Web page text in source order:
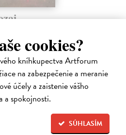
cookies?
kníhkupectva Artforum
na zabezpečenie a meranie
účely a zaistenie vášho
a spokojnosti.
SÚHLASÍM
A SEBAKLAMOM
sa tí, ktorí v básnikovi
vidia deziluzívneho analytika